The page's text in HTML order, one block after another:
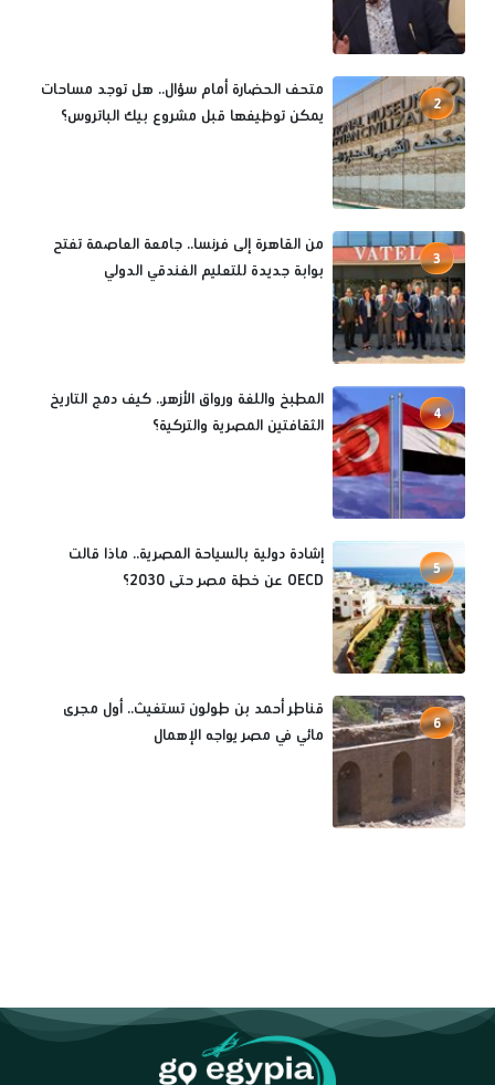
2
متحف الحضارة أمام سؤال.. هل توجد مساحات
يمكن توظيفها قبل مشروع بيك الباتروس؟
3
من القاهرة إلى فرنسا.. جامعة العاصمة تفتح
بوابة جديدة للتعليم الفندقي الدولي
4
المطبخ واللغة ورواق الأزهر.. كيف دمج التاريخ
الثقافتين المصرية والتركية؟
5
إشادة دولية بالسياحة المصرية.. ماذا قالت
OECD عن خطة مصر حتى 2030؟
6
قناطر أحمد بن طولون تستغيث.. أول مجرى
مائي في مصر يواجه الإهمال